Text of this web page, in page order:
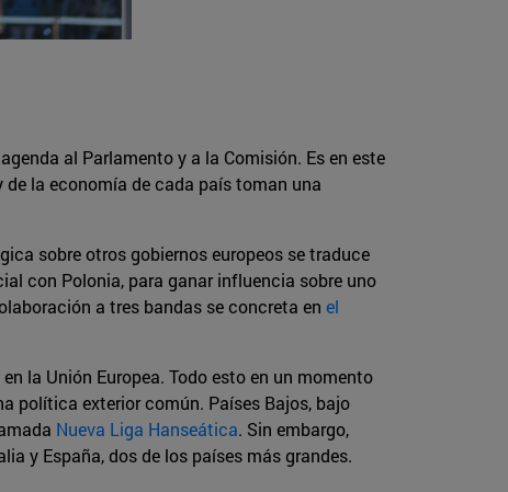
al Parlamento y a la Comisión. Es en este
la economía de cada país toman una
sobre otros gobiernos europeos se traduce
con Polonia, para ganar influencia sobre uno
a tres bandas se concreta en el
la Unión Europea. Todo esto en un momento
política exterior común. Países Bajos, bajo
Nueva Liga Hanseática. Sin embargo,
y España, dos de los países más grandes.